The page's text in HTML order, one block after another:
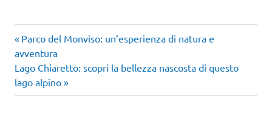
Navigazione
articoli
Articolo
precedente:
Parco del Monviso: un’esperienza di natura e
avventura
Articolo
successivo:
Lago Chiaretto: scopri la bellezza nascosta di questo
lago alpino